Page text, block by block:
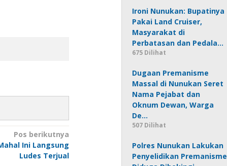
Pos berikutnya
Ini Langsung
Ludes Terjual
Ironi Nunukan: Bupatinya
Pakai Land Cruiser,
Masyarakat di
Perbatasan dan Pedala…
675 Dilihat
Dugaan Premanisme
Massal di Nunukan Seret
Nama Pejabat dan
Oknum Dewan, Warga
De…
507 Dilihat
Polres Nunukan Lakukan
Penyelidikan Premanisme